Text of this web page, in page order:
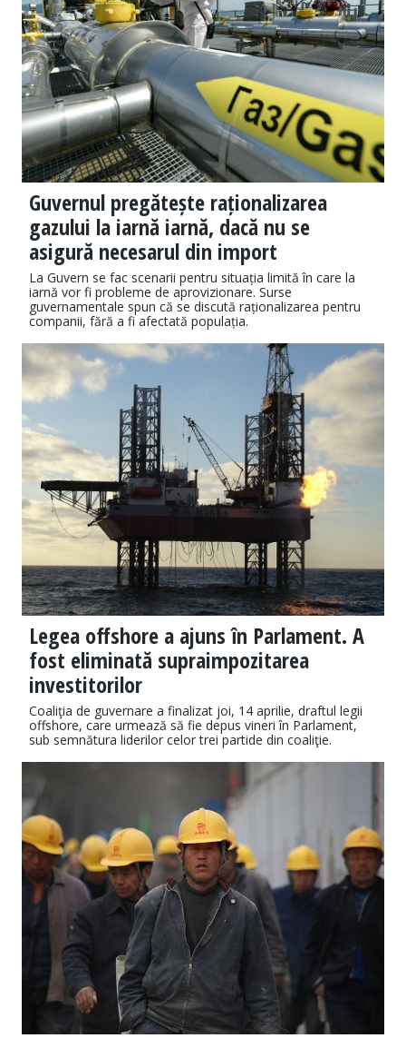
Guvernul pregătește raționalizarea
gazului la iarnă iarnă, dacă nu se
asigură necesarul din import
La Guvern se fac scenarii pentru situația limită în care la
iarnă vor fi probleme de aprovizionare. Surse
guvernamentale spun că se discută raționalizarea pentru
companii, fără a fi afectată populația.
Legea offshore a ajuns în Parlament. A
fost eliminată supraimpozitarea
investitorilor
Coaliţia de guvernare a finalizat joi, 14 aprilie, draftul legii
offshore, care urmează să fie depus vineri în Parlament,
sub semnătura liderilor celor trei partide din coaliţie.